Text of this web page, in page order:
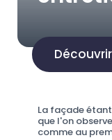
Découvrir
La façade
que l'on
comme au